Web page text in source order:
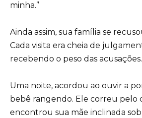
minha.”
Ainda assim, sua família se
Cada visita era cheia de
recebendo o peso das acusações.
Uma noite, acordou ao ouvir a
bebê rangendo. Ele correu pelo
encontrou sua mãe inclinada